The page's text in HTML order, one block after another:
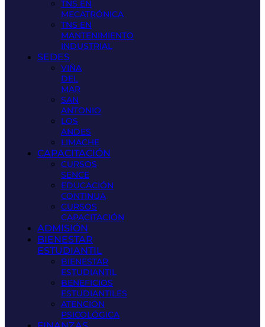
TNS EN
MECATRÓNICA
TNS EN
MANTENIMIENTO
INDUSTRIAL
SEDES
VIÑA
DEL
MAR
SAN
ANTONIO
LOS
ANDES
LIMACHE
CAPACITACIÓN
CURSOS
SENCE
EDUCACIÓN
CONTINUA
CURSOS
CAPACITACIÓN
ADMISIÓN
BIENESTAR
ESTUDIANTIL
BIENESTAR
ESTUDIANTIL
BENEFICIOS
ESTUDIANTILES
ATENCIÓN
PSICOLÓGICA